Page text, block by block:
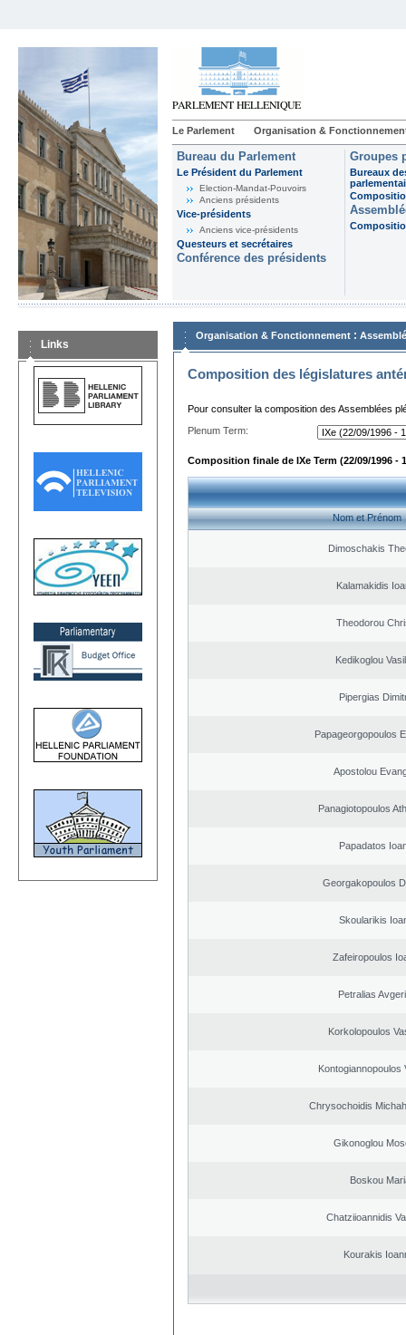
Le Parlement Organisation &
Bureau du Parlement
Le Président du Parlement
Election-Mandat-Pouvoirs
Anciens présidents
Vice-présidents
Anciens vice-présidents
Questeurs et secrétaires
Conférence des présidents
Groupes
Bureaux
Links
Organisation & Fonctionnement :
Composition des législatures
Pour consulter la composition des Assemblées
Plenum Term:
Composition finale de IXe Term (22/09/1996 -
Nom et Prénom
Dimoschakis
Kalamakidis
Theodorou
Kedikoglou
Pipergias
Papageorgopoulos
Apostolou
Panagiotopoulos
Papadatos
Georgakopoulos
Skoularikis
Zafeiropoulos
Petralias
Korkolopoulos
Kontogiannopoulos
Chrysochoidis
Gikonoglou
Boskou
Chatziioannidis
Kourakis